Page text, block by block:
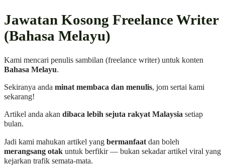
Jawatan Kosong Freelance Writer
(Bahasa Melayu)
Kami mencari penulis sambilan (freelance writer) untuk konten
Bahasa Melayu.
Sekiranya anda minat membaca dan menulis, jom sertai kami
sekarang!
Artikel anda akan dibaca lebih sejuta rakyat Malaysia setiap
bulan.
Jadi kami mahukan artikel yang bermanfaatdan boleh
merangsang otak untuk berfikir — bukan sekadar artikel viral yang
kejarkan trafik semata-mata.